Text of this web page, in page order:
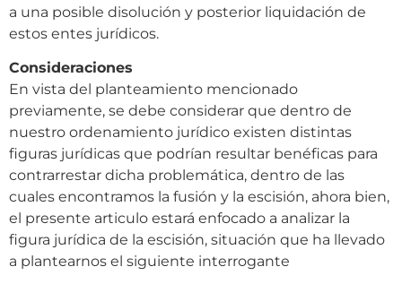
a una posible disolución y posterior liquidación de
estos entes jurídicos.
Consideraciones
En vista del planteamiento mencionado
previamente, se debe considerar que dentro de
nuestro ordenamiento jurídico existen distintas
figuras jurídicas que podrían resultar benéficas para
contrarrestar dicha problemática, dentro de las
cuales encontramos la fusión y la escisión, ahora bien,
el presente articulo estará enfocado a analizar la
figura jurídica de la escisión, situación que ha llevado
a plantearnos el siguiente interrogante